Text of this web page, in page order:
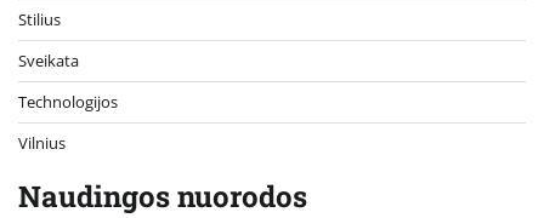
Stilius
Sveikata
Technologijos
Vilnius
Naudingos nuorodos